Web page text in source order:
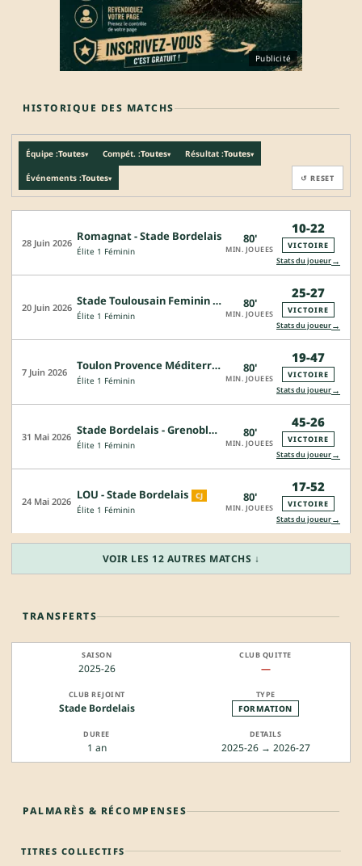
Publicité
HISTORIQUE DES MATCHS
Équipe :Toutes▾ Compét. :Toutes▾ Résultat :Toutes▾
Événements :Toutes▾ ↺ RESET
28 Juin 2026 Romagnat - Stade Bordelais
Élite 1 Féminin
80'
MIN. JOUEES
10-22
VICTOIRE
Stats du joueur→
20 Juin 2026 Stade Toulousain Feminin - Stade Bordelais
Élite 1 Féminin
80'
MIN. JOUEES
25-27
VICTOIRE
Stats du joueur→
7 Juin 2026 Toulon Provence Méditerranée Féminin - Stade Bordelais
Élite 1 Féminin
80'
MIN. JOUEES
19-47
VICTOIRE
Stats du joueur→
31 Mai 2026 Stade Bordelais - Grenoble Amazones
Élite 1 Féminin
80'
MIN. JOUEES
45-26
VICTOIRE
Stats du joueur→
24 Mai 2026 LOU - Stade Bordelais CJ
Élite 1 Féminin
80'
MIN. JOUEES
17-52
VICTOIRE
Stats du joueur→
VOIR LES 12 AUTRES MATCHS ↓
TRANSFERTS
2025-26 —
Stade Bordelais FORMATION
1 an 2025-26 → 2026-27
PALMARÈS & RÉCOMPENSES
TITRES COLLECTIFS